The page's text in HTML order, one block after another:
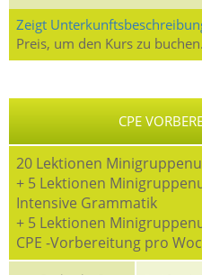
Zeigt
Preis, um den Kurs zu buchen.
CPE
20 Lektionen
+ 5 Lektionen
Intensive Grammatik
+ 5 Lektionen
CPE -Vorbereitung pro